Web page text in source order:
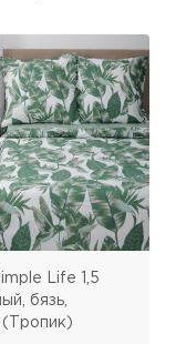
КПБ Simple